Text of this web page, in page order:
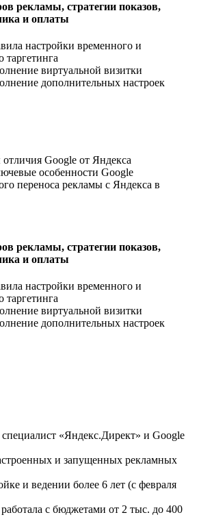
рекламы, стратегии показов,
и оплаты
настройки временного и
таргетинга
виртуальной визитки
дополнительных настроек
Google от Яндекса
особенности Google
переноса рекламы с Яндекса в
рекламы, стратегии показов,
и оплаты
настройки временного и
таргетинга
виртуальной визитки
дополнительных настроек
«Яндекс.Директ» и Google
и запущенных рекламных
и ведении более 6 лет (с февраля
с бюджетами от 2 тыс. до 400